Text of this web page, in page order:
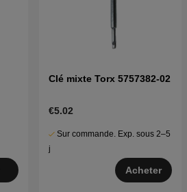
Clé mixte Torx 5757382-02
€5.02
Sur commande. Exp. sous 2–5
j
Acheter